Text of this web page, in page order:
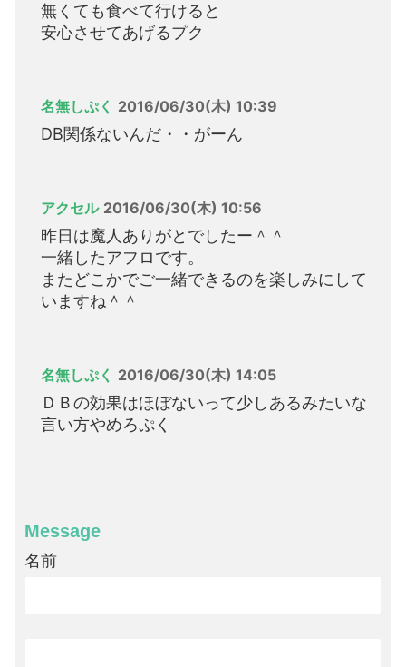
無くても食べて行けると
安心させてあげるプク
名無しぷく 2016/06/30(木) 10:39
DB関係ないんだ・・がーん
アクセル 2016/06/30(木) 10:56
昨日は魔人ありがとでしたー＾＾
一緒したアフロです。
またどこかでご一緒できるのを楽しみにして
いますね＾＾
名無しぷく 2016/06/30(木) 14:05
ＤＢの効果はほぼないって少しあるみたいな
言い方やめろぷく
Message
名前